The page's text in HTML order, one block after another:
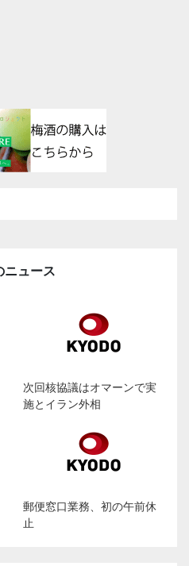
ニュース
次回核協議はオマーンで実
施とイラン外相
郵便窓口業務、初の午前休
止